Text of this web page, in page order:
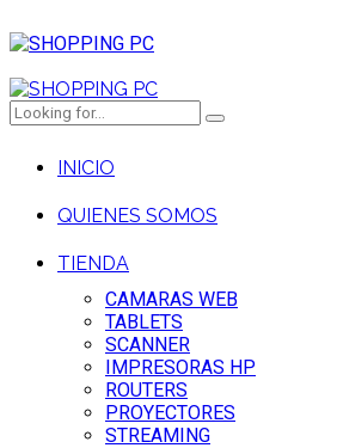
INICIO
QUIENES SOMOS
TIENDA
CAMARAS WEB
TABLETS
SCANNER
IMPRESORAS HP
ROUTERS
PROYECTORES
STREAMING